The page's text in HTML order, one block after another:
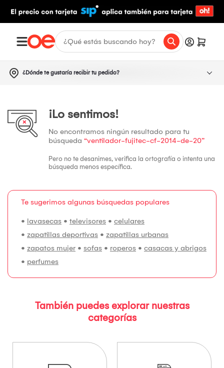
¿Dónde te gustaría recibir tu pedido?
¡Lo sentimos!
No encontramos ningún resultado para tu
búsqueda “ventilador-fujitec-cf-2014-de-20”
Pero no te desanimes, verifica la ortografía o intenta una
búsqueda menos específica.
Te sugerimos algunas búsquedas populares
• lavasecas • televisores • celulares
• zapatillas deportivas • zapatillas urbanas
• zapatos mujer • sofas • roperos • casacas y abrigos
• perfumes
También puedes explorar nuestras
categorías